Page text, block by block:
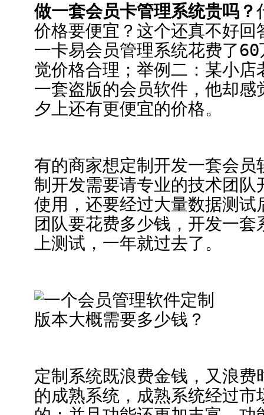
做一套会员卡管理系统贵吗？
价格要便宜？这个还真不好
一卡易会员管理系统花费了
觉价格合理；举例二：某小
一套盗版的会员软件，他却
夕上还有更便宜的价格。
有的商家想定制开发一套会
制开发需要请专业的技术团
使用，还要经过大量数据测
团队要花费多少钱，开发一
上测试，一年就过去了。
定制系统既浪费金钱，又浪
的成熟系统，成熟系统经过